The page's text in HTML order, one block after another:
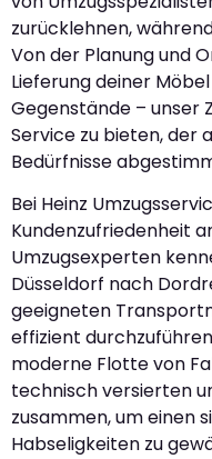
zurücklehnen,
Von der Planung und
Lieferung deiner
Gegenstände – unser
Service zu bieten, der
Bedürfnisse
Bei Heinz
Kundenzufriedenheit
Umzugsexperten
Düsseldorf nach
geeigneten
effizient
moderne Flotte von
technisch versierten
zusammen, um einen
Habseligkeiten zu